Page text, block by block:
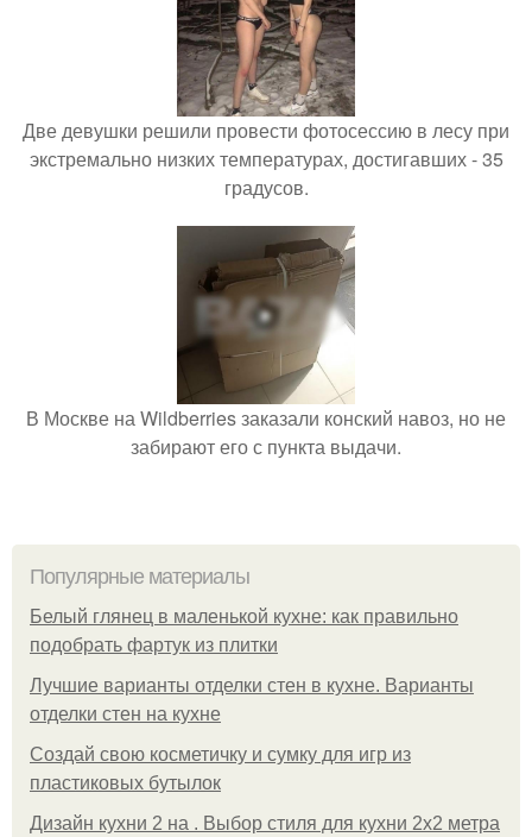
Две девушки решили провести фотосессию в лесу при
экстремально низких температурах, достигавших - 35
градусов.
В Москве на Wildberries заказали конский навоз, но не
забирают его с пункта выдачи.
Популярные материалы
Белый глянец в маленькой кухне: как правильно
подобрать фартук из плитки
Лучшие варианты отделки стен в кухне. Варианты
отделки стен на кухне
Создай свою косметичку и сумку для игр из
пластиковых бутылок
Дизайн кухни 2 на . Выбор стиля для кухни 2х2 метра